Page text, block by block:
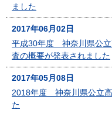
ました
2017年06月02日
平成30年度 神奈川県公立
査の概要が発表されました
2017年05月08日
2018年度 神奈川県公立
た